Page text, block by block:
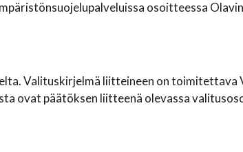
osoitteessa
Valituskirjelmä liitteineen on toimitettava
ovat päätöksen liitteenä olevassa